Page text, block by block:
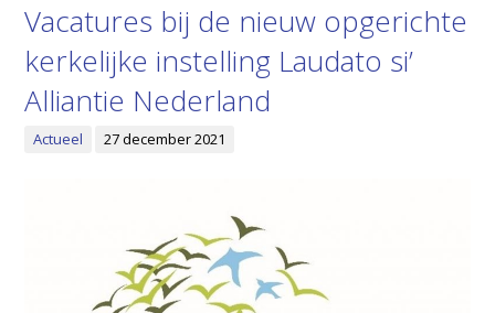
Vacatures bij de nieuw opgerichte
kerkelijke instelling Laudato si’
Alliantie Nederland
Actueel 27 december 2021